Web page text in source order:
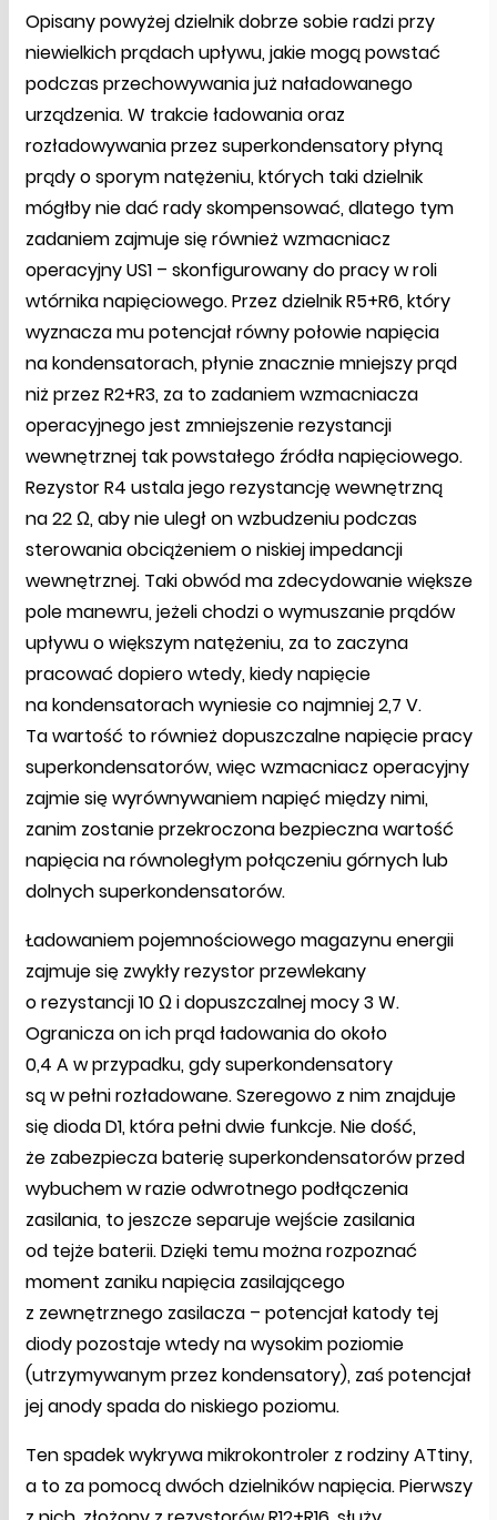
Opisany powyżej dzielnik dobrze sobie radzi przy
niewielkich prądach upływu, jakie mogą powstać
podczas przechowywania już naładowanego
urządzenia. W trakcie ładowania oraz
rozładowywania przez superkondensatory płyną
prądy o sporym natężeniu, których taki dzielnik
mógłby nie dać rady skompensować, dlatego tym
zadaniem zajmuje się również wzmacniacz
operacyjny US1 – skonfigurowany do pracy w roli
wtórnika napięciowego. Przez dzielnik R5+R6, który
wyznacza mu potencjał równy połowie napięcia
na kondensatorach, płynie znacznie mniejszy prąd
niż przez R2+R3, za to zadaniem wzmacniacza
operacyjnego jest zmniejszenie rezystancji
wewnętrznej tak powstałego źródła napięciowego.
Rezystor R4 ustala jego rezystancję wewnętrzną
na 22 Ω, aby nie uległ on wzbudzeniu podczas
sterowania obciążeniem o niskiej impedancji
wewnętrznej. Taki obwód ma zdecydowanie większe
pole manewru, jeżeli chodzi o wymuszanie prądów
upływu o większym natężeniu, za to zaczyna
pracować dopiero wtedy, kiedy napięcie
na kondensatorach wyniesie co najmniej 2,7 V.
Ta wartość to również dopuszczalne napięcie pracy
superkondensatorów, więc wzmacniacz operacyjny
zajmie się wyrównywaniem napięć między nimi,
zanim zostanie przekroczona bezpieczna wartość
napięcia na równoległym połączeniu górnych lub
dolnych superkondensatorów.
Ładowaniem pojemnościowego magazynu energii
zajmuje się zwykły rezystor przewlekany
o rezystancji 10 Ω i dopuszczalnej mocy 3 W.
Ogranicza on ich prąd ładowania do około
0,4 A w przypadku, gdy superkondensatory
są w pełni rozładowane. Szeregowo z nim znajduje
się dioda D1, która pełni dwie funkcje. Nie dość,
że zabezpiecza baterię superkondensatorów przed
wybuchem w razie odwrotnego podłączenia
zasilania, to jeszcze separuje wejście zasilania
od tejże baterii. Dzięki temu można rozpoznać
moment zaniku napięcia zasilającego
z zewnętrznego zasilacza – potencjał katody tej
diody pozostaje wtedy na wysokim poziomie
(utrzymywanym przez kondensatory), zaś potencjał
jej anody spada do niskiego poziomu.
Ten spadek wykrywa mikrokontroler z rodziny ATtiny,
a to za pomocą dwóch dzielników napięcia. Pierwszy